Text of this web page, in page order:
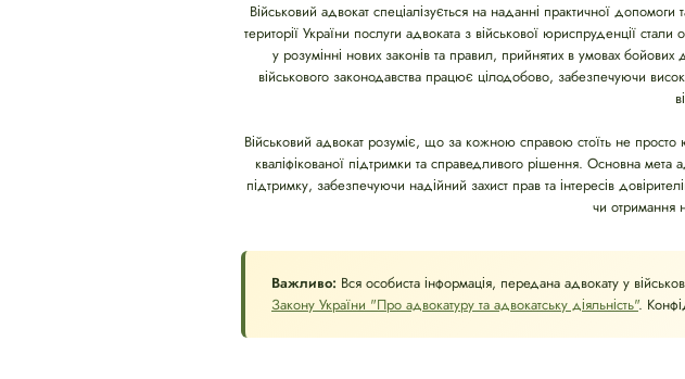
Військовий адвокат спеціалізується на наданні практичної допомоги
території України послуги адвоката з військової юриспруденції
у розумінні нових законів та правил, прийнятих в умовах
військового законодавства працює цілодобово, забезпечуючи
Військовий адвокат розуміє, що за кожною справою стоїть не
кваліфікованої підтримки та справедливого рішення. Основна
підтримку, забезпечуючи надійний захист прав та інтересів
чи отримання
Важливо: Вся особиста інформація, передана адвокату у
Закону України "Про адвокатуру та адвокатську діяльність".